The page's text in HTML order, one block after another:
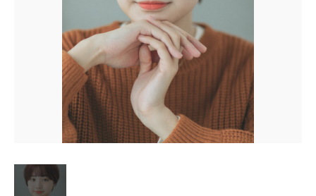
BLOG
ACCESS
CONTACT